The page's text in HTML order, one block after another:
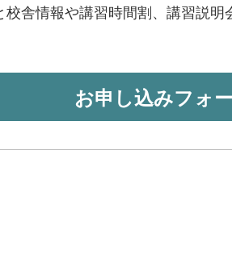
舎情報や講習時間割、講習説明
お申し込みフォ